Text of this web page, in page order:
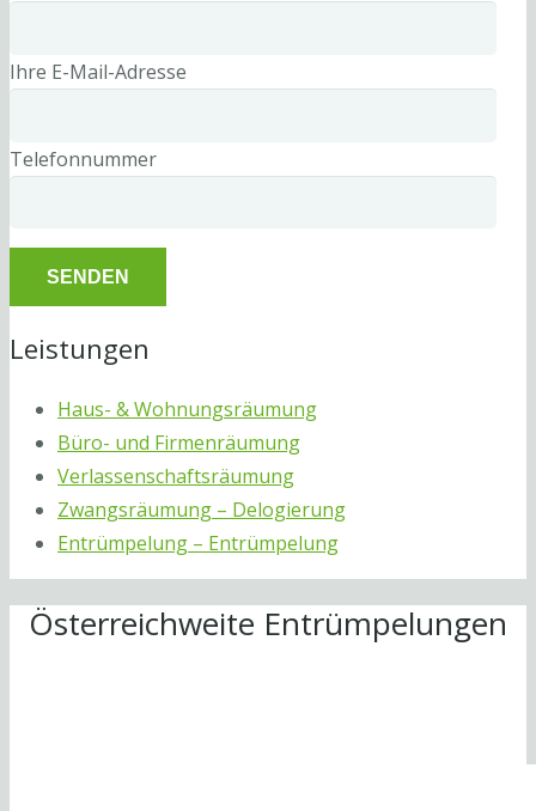
Ihre E-Mail-Adresse
Telefonnummer
Leistungen
Haus- & Wohnungsräumung
Büro- und Firmenräumung
Verlassenschaftsräumung
Zwangsräumung – Delogierung
Entrümpelung – Entrümpelung
Österreichweite Entrümpelungen